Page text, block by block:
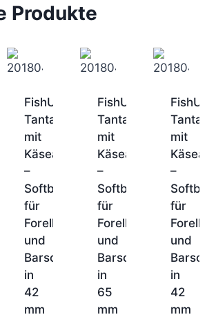
Produkte
FishUp
Tanta
mit
Käsearoma
–
Softbait
für
Forelle
und
Barsch
in
42
mm
FishUp
Tanta
mit
Käsearoma
–
Softbait
für
Forelle
und
Barsch
in
65
mm
FishUp
Tanta
mit
–
Softbait
für
Forelle
und
Barsch
in
42
mm